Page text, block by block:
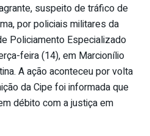
suspeito de tráfico de
por policiais militares da
Policiamento Especializado
feira (14), em Marcionílio
A ação aconteceu por volta
da Cipe foi informada que
débito com a justiça em